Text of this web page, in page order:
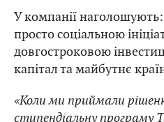
У компанії наголошують:
просто соціальною
довгостроковою
капітал та майбутнє
«Коли ми приймали
стипендіальну програму